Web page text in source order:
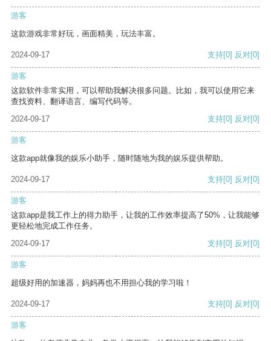
游客
这款游戏非常好玩，画面精美，玩法丰富。
2024-09-17 支持[0] 反对[0]
游客
这款软件非常实用，可以帮助我解决很多问题。比如，我可以使用它来
查找资料、翻译语言、编写代码等。
2024-09-17
支持[0] 反对[0]
游客
这款app就像我的娱乐小助手，随时随地为我的娱乐提供帮助。
2024-09-17 支持[0] 反对[0]
游客
这款app是我工作上的得力助手，让我的工作效率提高了50%，让我能够
更轻松地完成工作任务。
2024-09-17
支持[0] 反对[0]
游客
超级好用的加速器，妈妈再也不用担心我的学习啦！
2024-09-17 支持[0] 反对[0]
游客